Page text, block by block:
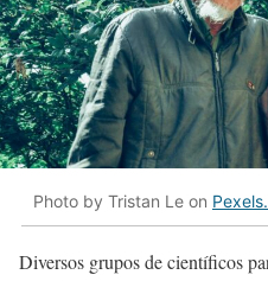
Photo by Tristan Le on
Diversos grupos de científicos